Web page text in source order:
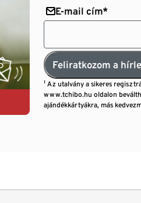
E-mail cím*
Feliratkozom a
¹ Az utalvány a sikeres
www.tchibo.hu oldalon
ajándékkártyákra, más